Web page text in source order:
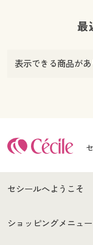
最
表示できる商品があ
セシールへようこそ
はじめての方へ
ショッピングメニュー